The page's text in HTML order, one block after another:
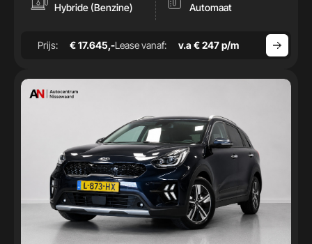
Hybride (Benzine)
Automaat
Prijs: € 17.645,-Lease vanaf: v.a € 247 p/m